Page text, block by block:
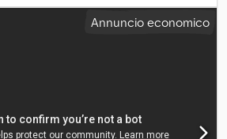
giallo, cabina di guida:cabina letto,
, classe di emissione: Euro 6,
CD - Cabina notte - Parasole -
Annuncio economico